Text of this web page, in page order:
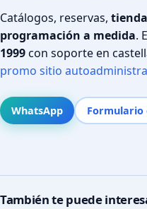
Catálogos, reservas,
programación a medida.
1999con soporte en
promo sitio
WhatsApp Formulario
También te puede